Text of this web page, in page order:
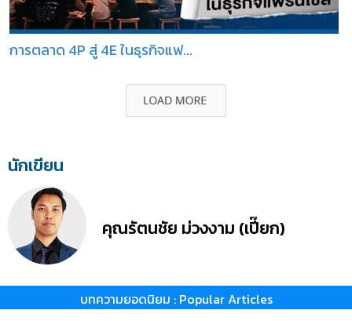
การตลาด 4P สู่ 4E ในธุรกิจแฟ...
นักเขียน
คุณรัตนชัย ม่วงงาม (เปี๊ยก)
บทความยอดนิยม : Popular Articles